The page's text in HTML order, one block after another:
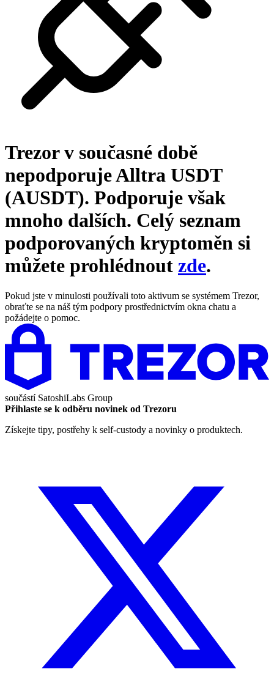
Trezor v současné době
nepodporujeAlltra USDT
(AUSDT). Podporuje však
mnoho dalších. Celý seznam
podporovaných kryptoměn si
můžete prohlédnout zde.
Pokud jste v minulosti používali toto aktivum se systémem Trezor,
obraťte se na náš tým podpory prostřednictvím okna chatu a
požádejte o pomoc.
součástíSatoshiLabs Group
Přihlaste se k odběru novinek od Trezoru
Získejte tipy, postřehy k self-custody a novinky o produktech.